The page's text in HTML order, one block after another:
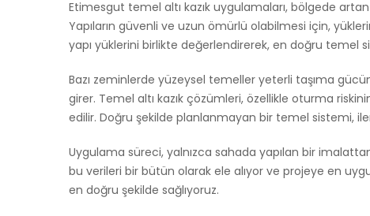
Etimesgut temel altı kazık uygulamaları, bölgede
Yapıların güvenli ve uzun ömürlü olabilmesi için,
yapı yüklerini birlikte değerlendirerek, en doğru temel
Bazı zeminlerde yüzeysel temeller yeterli taşıma
girer. Temel altı kazık çözümleri, özellikle oturma
edilir. Doğru şekilde planlanmayan bir temel sistemi,
Uygulama süreci, yalnızca sahada yapılan bir
bu verileri bir bütün olarak ele alıyor ve projeye en
en doğru şekilde sağlıyoruz.